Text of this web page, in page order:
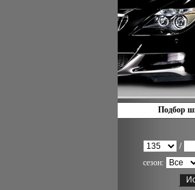
Подбор
/
сезон: